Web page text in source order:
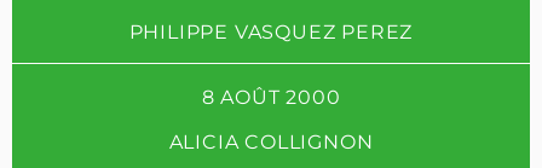
PHILIPPE VASQUEZ PEREZ
8 AOÛT 2000
ALICIA COLLIGNON